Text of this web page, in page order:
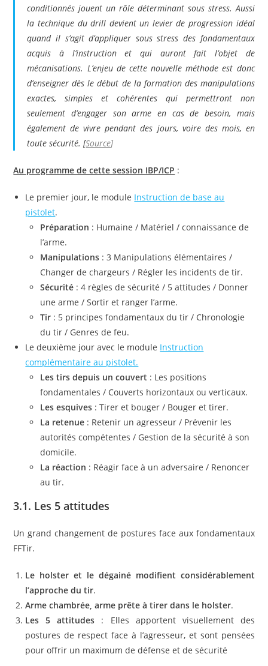
conditionnés jouent un rôle déterminant sous stress. Aussi
la technique du drill devient un levier de progression idéal
quand il s’agit d’appliquer sous stress des fondamentaux
acquis à l’instruction et qui auront fait l’objet de
mécanisations. L’enjeu de cette nouvelle méthode est donc
d’enseigner dès le début de la formation des manipulations
exactes, simples et cohérentes qui permettront non
seulement d’engager son arme en cas de besoin, mais
également de vivre pendant des jours, voire des mois, en
toute sécurité. [Source]
Au programme de cette session IBP/ICP :
Le premier jour, le module Instruction de base au
pistolet.
Préparation : Humaine / Matériel / connaissance de
l’arme.
Manipulations : 3 Manipulations élémentaires /
Changer de chargeurs / Régler les incidents de tir.
Sécurité : 4 règles de sécurité / 5 attitudes / Donner
une arme / Sortir et ranger l’arme.
Tir : 5 principes fondamentaux du tir / Chronologie
du tir / Genres de feu.
Le deuxième jour avec le module Instruction
complémentaire au pistolet.
Les tirs depuis un couvert : Les positions
fondamentales / Couverts horizontaux ou verticaux.
Les esquives : Tirer et bouger / Bouger et tirer.
La retenue : Retenir un agresseur / Prévenir les
autorités compétentes / Gestion de la sécurité à son
domicile.
La réaction : Réagir face à un adversaire / Renoncer
au tir.
3.1. Les 5 attitudes
Un grand changement de postures face aux fondamentaux
FFTir.
Le holster et le dégainé modifient considérablement
l’approche du tir.
Arme chambrée, arme prête à tirer dans le holster.
Les
5 attitudes : Elles apportent visuellement des
postures de respect face à l’agresseur, et sont pensées
pour offrir un maximum de défense et de sécurité